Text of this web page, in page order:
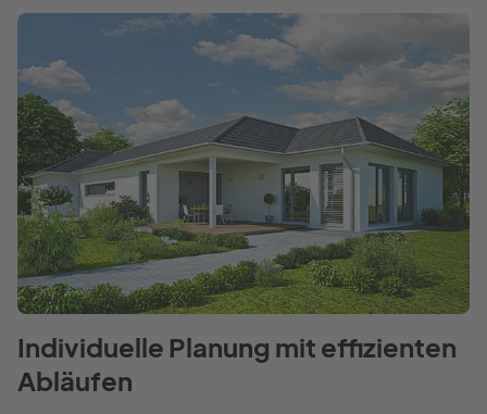
Individuelle Planung mit effizienten
Abläufen